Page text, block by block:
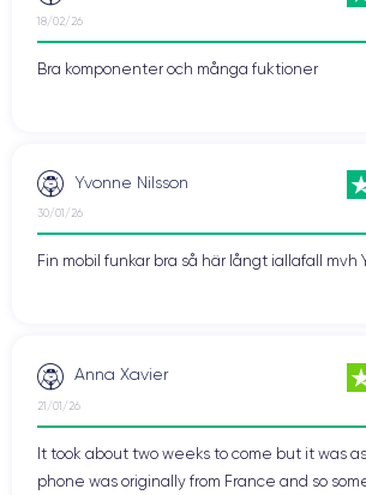
18/02/26
Bra komponenter och många fuktioner
Yvonne Nilsson
30/01/26
Fin mobil funkar bra så här långt iallafall mvh
Anna Xavier
21/01/26
It took about two weeks to come but it was
phone was originally from France and so